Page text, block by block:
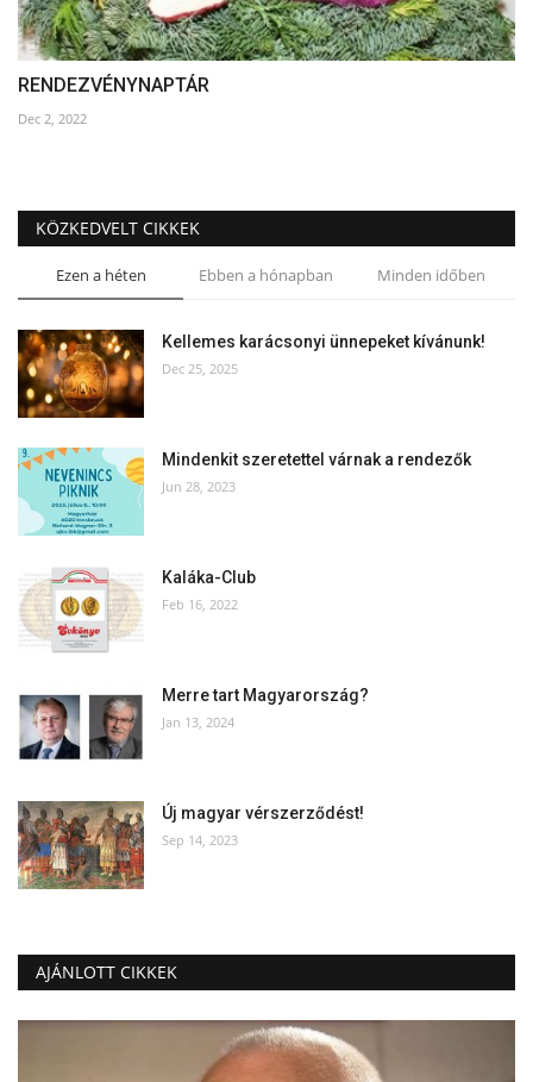
RENDEZVÉNYNAPTÁR
Dec 2, 2022
KÖZKEDVELT CIKKEK
Ezen a héten Ebben a hónapban Minden időben
Kellemes karácsonyi ünnepeket kívánunk!
Dec 25, 2025
Mindenkit szeretettel várnak a rendezők
Jun 28, 2023
Kaláka-Club
Feb 16, 2022
Merre tart Magyarország?
Jan 13, 2024
Új magyar vérszerződést!
Sep 14, 2023
AJÁNLOTT CIKKEK